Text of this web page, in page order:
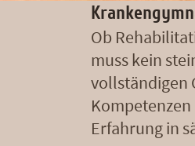
Ob
muss kein
vollständigen
Erfahrung in